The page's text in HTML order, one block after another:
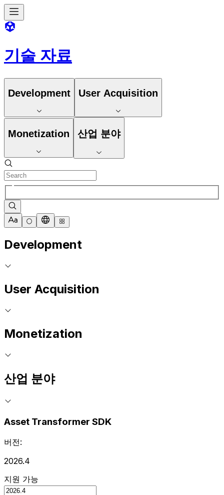
기술 자료
Development User Acquisition
Monetization 산업 분야
Development
User Acquisition
Monetization
산업 분야
Asset Transformer SDK
버전:
2026.4
지원 가능